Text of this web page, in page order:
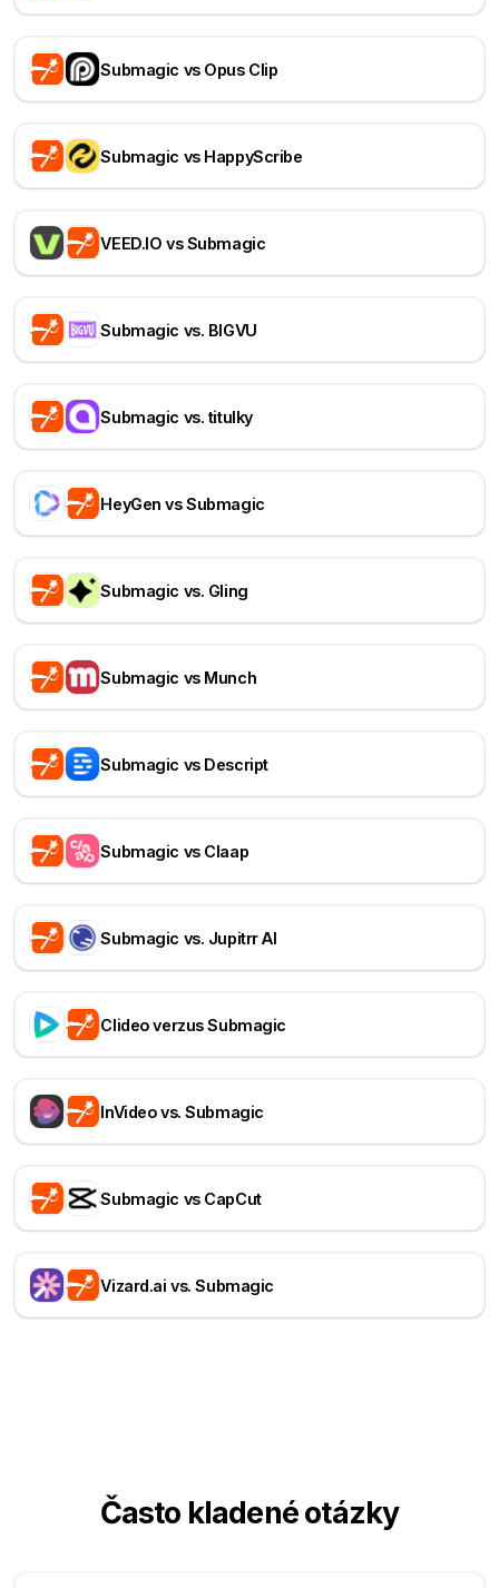
Submagic vs Opus Clip
Submagic vs HappyScribe
VEED.IO vs Submagic
Submagic vs. BIGVU
Submagic vs. titulky
HeyGen vs Submagic
Submagic vs. Gling
Submagic vs Munch
Submagic vs Descript
Submagic vs Claap
Submagic vs. Jupitrr AI
Clideo verzus Submagic
InVideo vs. Submagic
Submagic vs CapCut
Vizard.ai vs. Submagic
Často kladené otázky